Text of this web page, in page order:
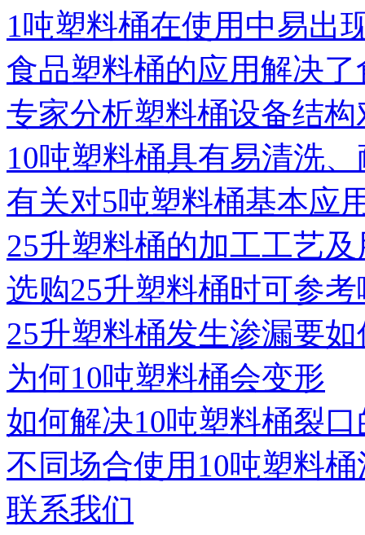
1吨塑料桶在使用中易出
食品塑料桶的应用解决
专家分析塑料桶设备结
10吨塑料桶具有易清洗
有关对5吨塑料桶基本应
25升塑料桶的加工工艺
选购25升塑料桶时可参
25升塑料桶发生渗漏要
为何10吨塑料桶会变形
如何解决10吨塑料桶裂
不同场合使用10吨塑料
联系我们